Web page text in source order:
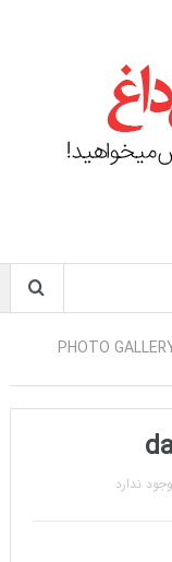
ندارد